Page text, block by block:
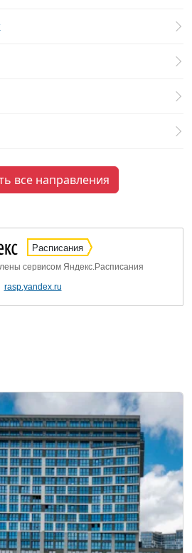
все направления
Расписания
сервисом Яндекс.Расписания
rasp.yandex.ru